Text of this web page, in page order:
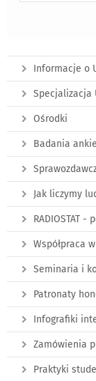
Informacje o
Specjalizacja
Ośrodki
Badania
Jak liczymy
RADIOSTAT -
Współpraca
Seminaria i
Patronaty
Infografiki
Zamówienia
Praktyki